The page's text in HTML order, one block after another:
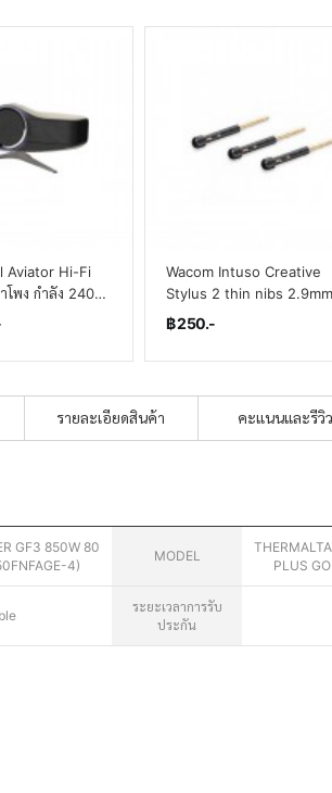
Aviator Hi-Fi
โพง กำลัง 240W
V5.3
ร ไฟ LED
Wacom Intuso Creative
Stylus 2 thin nibs 2.9mm
(3pcs) (ACK-210-02-
SuperTStore)
฿ 250.-
รายละเอียดสินค้า คะแนนและรีวิว
GF3 850W 80
4)
MODEL
PLUS
ระยะเวลาการรับ
ประกัน